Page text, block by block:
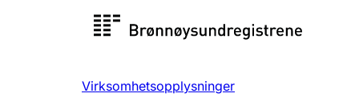
Registersøk
Virksomhetsopplysninger